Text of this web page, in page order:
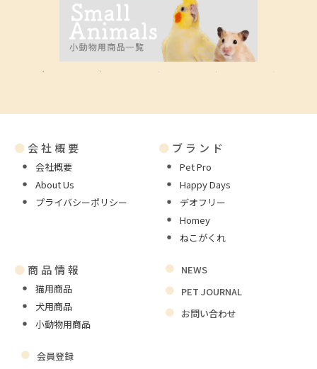
● 会社概要
会社概要
About Us
プライバシーポリシー
● ブランド
Pet Pro
Happy Days
デオフリー
Homey
ねこがくれ
● 商品情報
猫用商品
犬用商品
小動物用商品
NEWS
PET JOURNAL
お問い合わせ
会員登録